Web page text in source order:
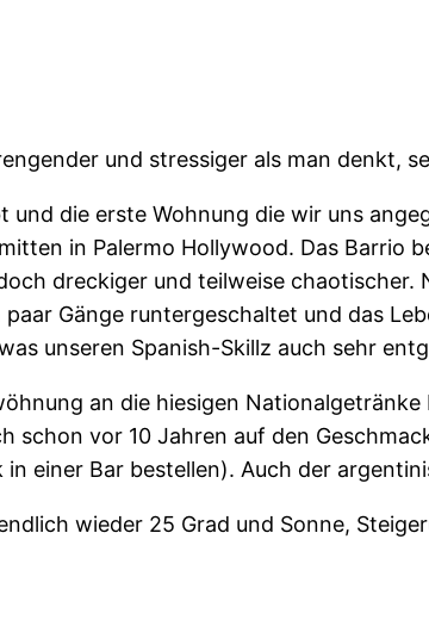
und stressiger als man denkt,
und die erste Wohnung die wir uns
in Palermo Hollywood. Das Barrio
dreckiger und teilweise
Gänge runtergeschaltet und das
unseren Spanish-Skillz auch sehr
an die hiesigen
schon vor 10 Jahren auf den
einer Bar bestellen). Auch der
wieder 25 Grad und Sonne,